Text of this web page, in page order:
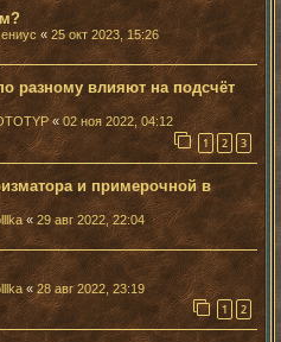
« 25 окт 2023, 15:26
разному влияют на подсчёт
«02 ноя 2022, 04:12
1 2 3
и примерочной в
« 29 авг 2022, 22:04
« 28 авг 2022, 23:19
1 2